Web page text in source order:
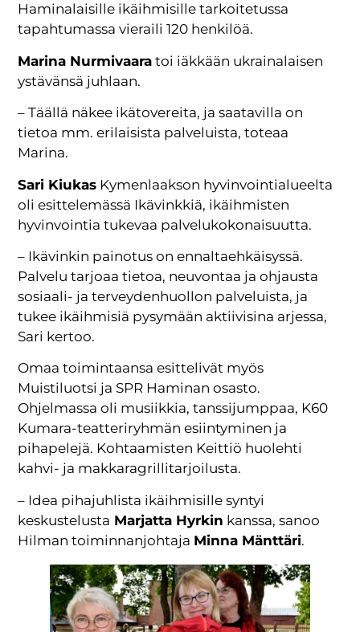
Haminalaisille ikäihmisille tarkoitetussa
tapahtumassa vieraili 120 henkilöä.
Marina Nurmivaara toi iäkkään ukrainalaisen
ystävänsä juhlaan.
– Täällä näkee ikätovereita, ja saatavilla on
tietoa mm. erilaisista palveluista, toteaa
Marina.
Sari Kiukas Kymenlaakson hyvinvointialueelta
oli esittelemässä Ikävinkkiä, ikäihmisten
hyvinvointia tukevaa palvelukokonaisuutta.
– Ikävinkin painotus on ennaltaehkäisyssä.
Palvelu tarjoaa tietoa, neuvontaa ja ohjausta
sosiaali- ja terveydenhuollon palveluista, ja
tukee ikäihmisiä pysymään aktiivisina arjessa,
Sari kertoo.
Omaa toimintaansa esittelivät myös
Muistiluotsi ja SPR Haminan osasto.
Ohjelmassa oli musiikkia, tanssijumppaa, K60
Kumara-teatteriryhmän esiintyminen ja
pihapelejä. Kohtaamisten Keittiö huolehti
kahvi- ja makkaragrillitarjoilusta.
– Idea pihajuhlista ikäihmisille syntyi
keskustelusta Marjatta Hyrkin kanssa, sanoo
Hilman toiminnanjohtaja Minna Mänttäri.